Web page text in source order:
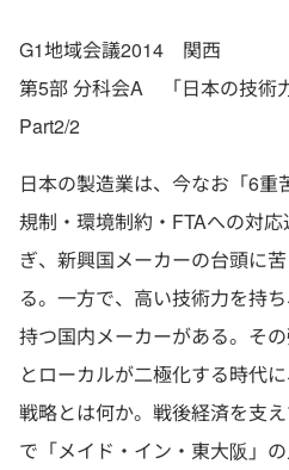
G1地域会議2014 関西
第5部 分科会A 「日本の技術
Part2/2
日本の製造業は、今なお「6
規制・環境制約・FTAへの対
ぎ、新興国メーカーの台頭に
る。一方で、高い技術力を持
持つ国内メーカーがある。そ
とローカルが二極化する時代
戦略とは何か。戦後経済を支
で「メイド・イン・東大阪」